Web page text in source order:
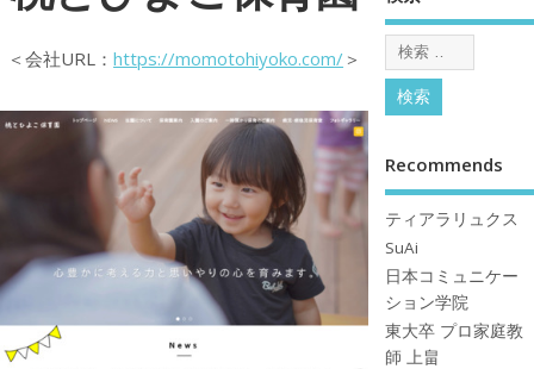
＜会社URL：https://momotohiyoko.com/＞
Recommends
ティアラリュクス
SuAi
日本コミュニケー
ション学院
東大卒 プロ家庭教
師 上畠